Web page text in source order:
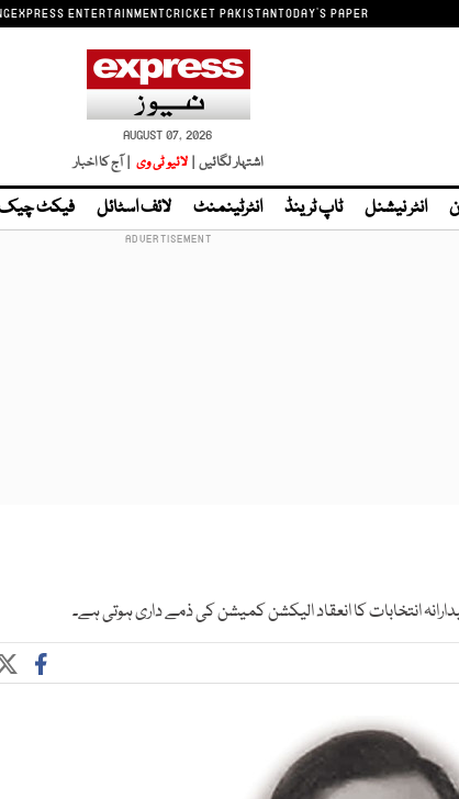
EXPRESS ENTERTAINMENTCRICKET PAKISTANTODAY'S PAPER
AUGUST 07, 2026
اشتہار لگائیں | لائیو ٹی وی | آج کا اخبار
انٹر نیشنل ٹاپ ٹرینڈ انٹرٹینمنٹ لائف اسٹائل فیکٹ
انتخابات کا انعقاد الیکشن کمیشن کی ذمے داری ہوتی ہے۔